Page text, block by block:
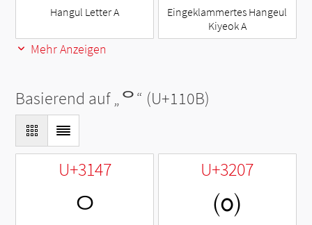
Hangul Letter A
Eingeklammertes Hangeul
Kiyeok A
Mehr Anzeigen
Basierend auf „ᄋ“ (U+110B)
U+3147
ㅇ
U+3207
㈇